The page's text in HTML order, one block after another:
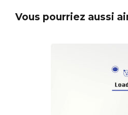
Vous pourriez aussi